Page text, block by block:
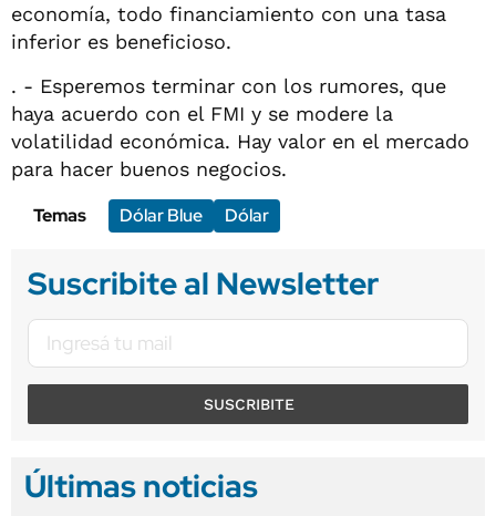
economía, todo financiamiento con una tasa
inferior es beneficioso.
. - Esperemos terminar con los rumores, que
haya acuerdo con el FMI y se modere la
volatilidad económica. Hay valor en el mercado
para hacer buenos negocios.
Temas
Dólar Blue Dólar
Suscribite al Newsletter
SUSCRIBITE
Últimas noticias